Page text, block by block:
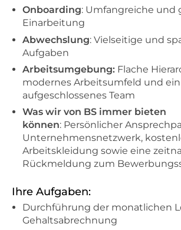
Onboarding: Umfangreiche und
Einarbeitung
Abwechslung: Vielseitige und
Aufgaben
Arbeitsumgebung: Flache
modernes Arbeitsumfeld und ein
aufgeschlossenes Team
Was wir von BS immer bieten
können: Persönlicher
Unternehmensnetzwerk,
Arbeitskleidung sowie eine
Rückmeldung zum
Ihre Aufgaben:
Durchführung der monatlichen
Gehaltsabrechnung